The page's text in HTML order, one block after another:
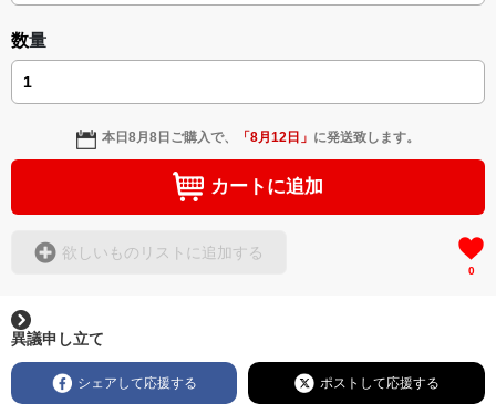
数量
本日8月8日 ご購入で、 「8月12日 」 に発送致します。
カートに追加
欲しいものリストに追加する
0
異議申し立て
シェアして応援する ポストして応援する